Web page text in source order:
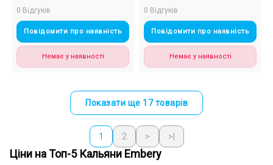
0 Відгуків
Повідомити про наявність
Немає у наявності
0 Відгуків
Повідомити про наявність
Немає у наявності
Показати ще 17 товарів
1 2 > >|
Ціни на Топ-5 Кальяни Embery